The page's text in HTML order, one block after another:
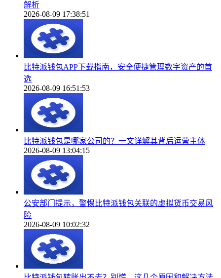
解析
2026-08-09 17:38:51
比特派钱包APP下载指南，安全便捷管理数字资产的首
选
2026-08-09 16:51:53
比特派钱包是哪家公司的？一文详解其背后运营主体
2026-08-09 13:04:15
公安部门提示，警惕比特派钱包关联的虚拟货币交易风
险
2026-08-09 10:02:32